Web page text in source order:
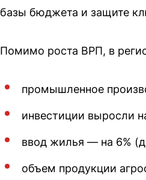
базы бюджета и защите
Помимо роста ВРП, в
промышленное
инвестиции выросли
ввод жилья — на 6%
объем продукции